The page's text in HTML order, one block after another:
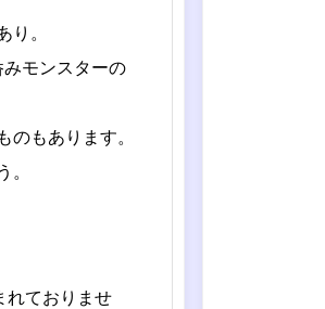
り。
モンスターの
もあります。
。
れておりませ